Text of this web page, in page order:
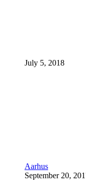
July 5, 2018
Aarhus
September 20,